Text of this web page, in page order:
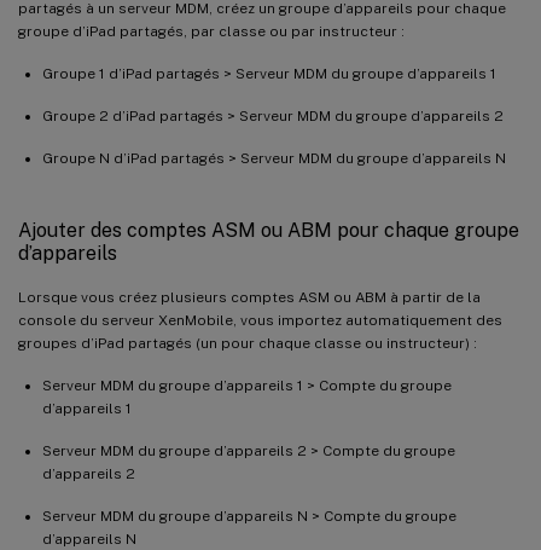
partagés à un serveur MDM, créez un groupe d’appareils pour chaque
groupe d’iPad partagés, par classe ou par instructeur :
Groupe 1 d’iPad partagés > Serveur MDM du groupe d’appareils 1
Groupe 2 d’iPad partagés > Serveur MDM du groupe d’appareils 2
Groupe N d’iPad partagés > Serveur MDM du groupe d’appareils N
Ajouter des comptes ASM ou ABM pour chaque groupe
d’appareils
Lorsque vous créez plusieurs comptes ASM ou ABM à partir de la
console du serveur XenMobile, vous importez automatiquement des
groupes d’iPad partagés (un pour chaque classe ou instructeur) :
Serveur MDM du groupe d’appareils 1 > Compte du groupe
d’appareils 1
Serveur MDM du groupe d’appareils 2 > Compte du groupe
d’appareils 2
Serveur MDM du groupe d’appareils N > Compte du groupe
d’appareils N